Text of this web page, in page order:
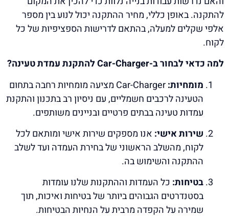
להתקנה. באופן כללי, מחיר ההתקנה יכול לנוע בין מספר
אלפי שקלים למעלה, בהתאם לדרישות הספציפיות של כל
לקוח.
למה כדאי לבחור ב-Car-Charger להתקנת עמדת טעינה?
מומחיות:
Car-Charger מציעה מומחיות רחבה בתחום
הטעינה לרכבים חשמליים, עם ניסיון רב בתכנון והתקנת
עמדות טעינה בבתים פרטיים ובניינים משותפים.
שירות אישי: אנו מספקים שירות אישי ומותאם לכל
לקוח, מהשלב הראשוני של בחירת העמדה ועד לשלב
ההתקנה והשימוש בה.
בטיחות: כל העמדות וההתקנות שלנו עומדות
בסטנדרטים הגבוהים ביותר של בטיחות ואיכות, תוך
שמירה על הקפדה מרבית על הנחיות הבטיחות.